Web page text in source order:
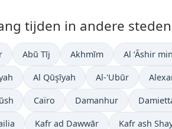
tijden in andere
Abū Tīj Akhmīm Al ‘Āshir
Al Qūşīyah Al-'Ubūr
Caïro Damanhur
Kafr ad Dawwār Kafr ash